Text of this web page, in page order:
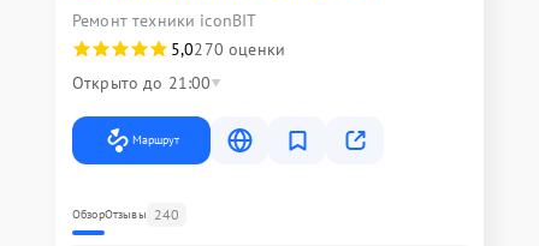
Ремонт техники iconBIT
5,0270 оценки
Открыто до 21:00
Маршрут
ОбзорОтзывы 240